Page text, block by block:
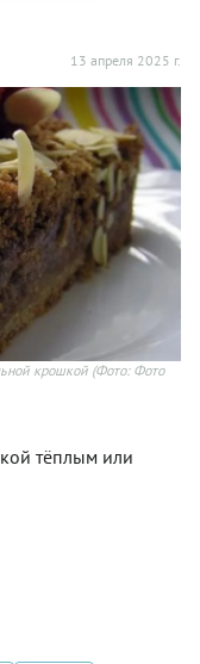
13 апреля 2025 г.
крошкой (Фото: Фото
тёплым или